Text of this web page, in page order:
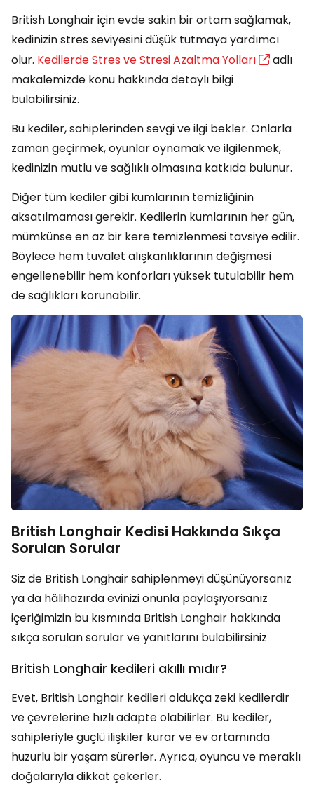
British Longhair için evde sakin bir ortam sağlamak,
kedinizin stres seviyesini düşük tutmaya yardımcı
olur. Kedilerde Stres ve Stresi Azaltma Yolları
adlı
makalemizde konu hakkında detaylı bilgi
bulabilirsiniz.
Bu kediler, sahiplerinden sevgi ve ilgi bekler. Onlarla
zaman geçirmek, oyunlar oynamak ve ilgilenmek,
kedinizin mutlu ve sağlıklı olmasına katkıda bulunur.
Diğer tüm kediler gibi kumlarının temizliğinin
aksatılmaması gerekir. Kedilerin kumlarının her gün,
mümkünse en az bir kere temizlenmesi tavsiye edilir.
Böylece hem tuvalet alışkanlıklarının değişmesi
engellenebilir hem konforları yüksek tutulabilir hem
de sağlıkları korunabilir.
British Longhair Kedisi Hakkında Sıkça
Sorulan Sorular
Siz de British Longhair sahiplenmeyi düşünüyorsanız
ya da hâlihazırda evinizi onunla paylaşıyorsanız
içeriğimizin bu kısmında British Longhair hakkında
sıkça sorulan sorular ve yanıtlarını bulabilirsiniz
British Longhair kedileri akıllı mıdır?
Evet, British Longhair kedileri oldukça zeki kedilerdir
ve çevrelerine hızlı adapte olabilirler. Bu kediler,
sahipleriyle güçlü ilişkiler kurar ve ev ortamında
huzurlu bir yaşam sürerler. Ayrıca, oyuncu ve meraklı
doğalarıyla dikkat çekerler.